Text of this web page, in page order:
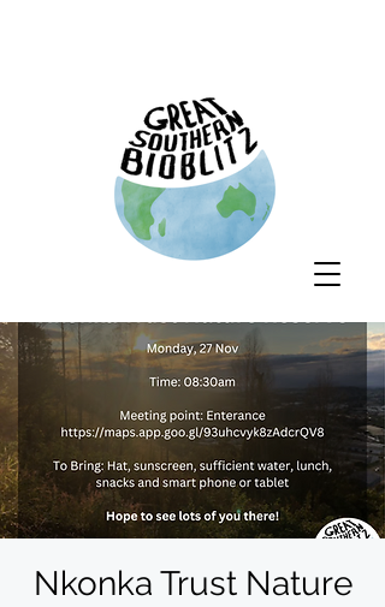
Nkonka Trust Nature